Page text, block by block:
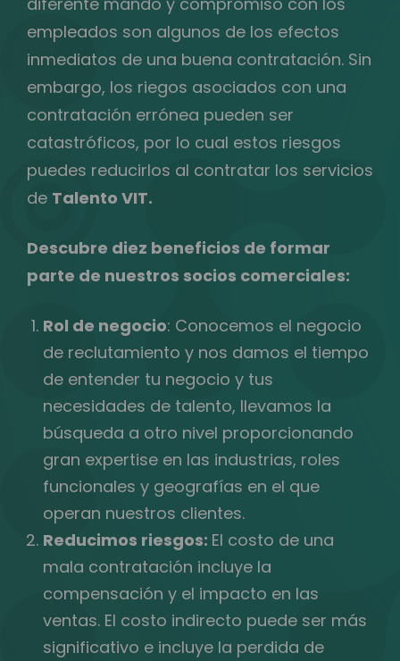
empleados son algunos de los efectos
inmediatos de una buena contratación. Sin
embargo, los riegos asociados con una
contratación errónea pueden ser
catastróficos, por lo cual estos riesgos
puedes reducirlos al contratar los servicios
de Talento VIT.
Descubre diez beneficios de formar
parte de nuestros socios comerciales:
Rol de negocio: Conocemos el negocio
de reclutamiento y nos damos el tiempo
de entender tu negocio y tus
necesidades de talento, llevamos la
búsqueda a otro nivel proporcionando
gran expertise en las industrias, roles
funcionales y geografías en el que
operan nuestros clientes.
Reducimos riesgos: El costo de una
mala contratación incluye la
compensación y el impacto en las
ventas. El costo indirecto puede ser más
significativo e incluye la perdida de